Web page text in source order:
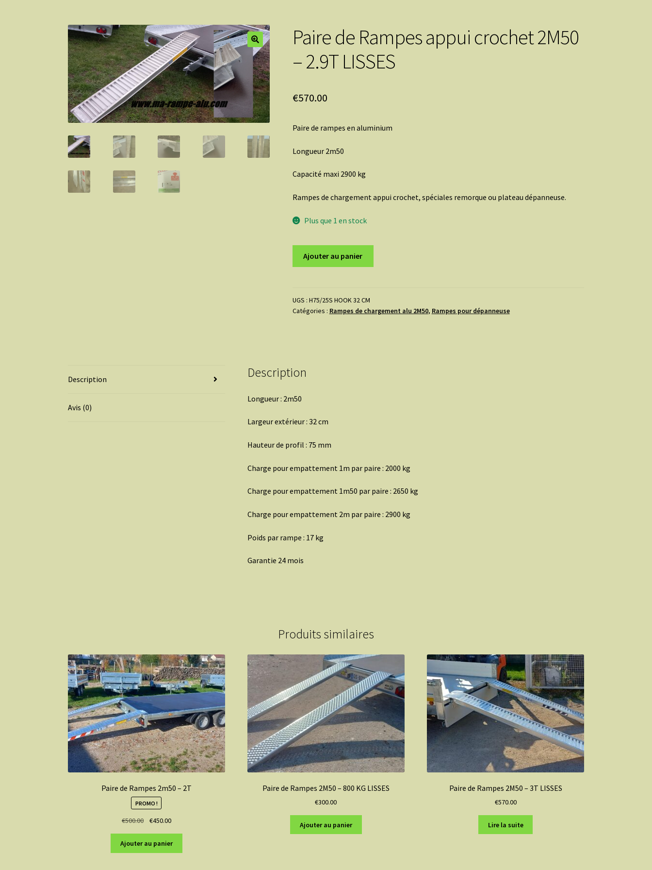
Paire de Rampes appui crochet 2M50
– 2.9T LISSES
€570.00
Paire de rampes en aluminium
Longueur 2m50
Capacité maxi 2900 kg
Rampes de chargement appui crochet, spéciales remorque ou plateau dépanneuse.
Plus que 1 en stock
Rampes
appui
LISSES
Ajouter au panier
UGS : H75/25S HOOK 32 CM
Catégories : Rampes de chargement alu 2M50, Rampes pour dépanneuse
Description
Avis (0)
Description
Longueur : 2m50
Largeur extérieur : 32 cm
Hauteur de profil : 75 mm
Charge pour empattement 1m par paire : 2000 kg
Charge pour empattement 1m50 par paire : 2650 kg
Charge pour empattement 2m par paire : 2900 kg
Poids par rampe : 17 kg
Garantie 24 mois
Produits similaires
Paire de Rampes 2m50 – 2T
PROMO !
€500.00
Le
initial
était :
€450.00Le
actuel
est :
Ajouter au panier
Paire de Rampes 2M50 – 800 KG LISSES
€300.00
Ajouter au panier
Paire de Rampes 2M50 – 3T LISSES
€570.00
Lire la suite